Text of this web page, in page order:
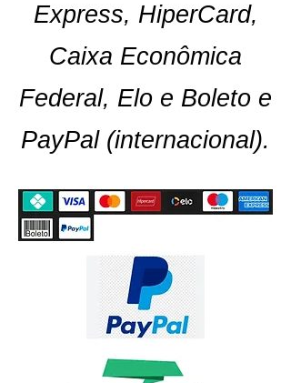
Express, HiperCard,
Caixa Econômica
Federal, Elo e Boleto e
PayPal (internacional).